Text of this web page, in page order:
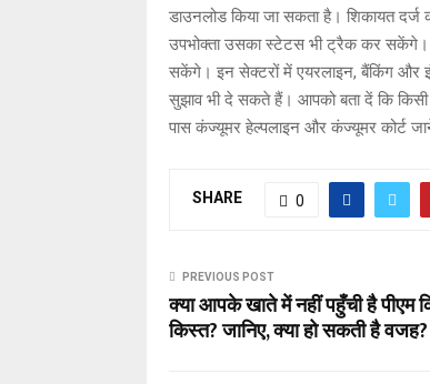
डाउनलोड किया जा सकता है। शिकायत
उपभोक्ता उसका स्टेटस भी ट्रैक कर सकेंगे।
सकेंगे। इन सेक्टरों में एयरलाइन, बैंकिंग और
सुझाव भी दे सकते हैं। आपको बता दें कि किसी
पास कंज्यूमर हेल्पलाइन और कंज्यूमर कोर्ट
SHARE 0
PREVIOUS POST
क्या आपके खाते में नहीं पहुँची है पीएम
किस्त? जानिए, क्या हो सकती है वजह?